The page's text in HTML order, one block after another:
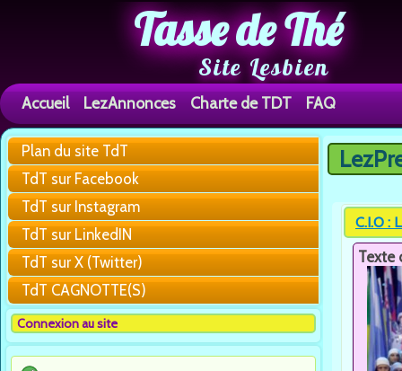
Tasse de Thé
Site Lesbien
Accueil LezAnnonces Charte de TDT FAQ
Plan du site TdT
TdT sur Facebook
TdT sur Instagram
TdT sur LinkedIN
TdT sur X (Twitter)
TdT CAGNOTTE(S)
Connexion au site
Vous
C.I.O :
Texte